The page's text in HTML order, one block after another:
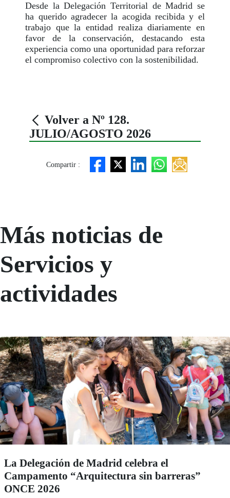
Desde la Delegación Territorial de Madrid se
ha querido agradecer la acogida recibida y el
trabajo que la entidad realiza diariamente en
favor de la conservación, destacando esta
experiencia como una oportunidad para reforzar
el compromiso colectivo con la sostenibilidad.
Volver a Nº 128.
JULIO/AGOSTO 2026
Compartir :
Más noticias de
Servicios y
actividades
La Delegación de Madrid celebra el
Campamento “Arquitectura sin barreras”
ONCE 2026